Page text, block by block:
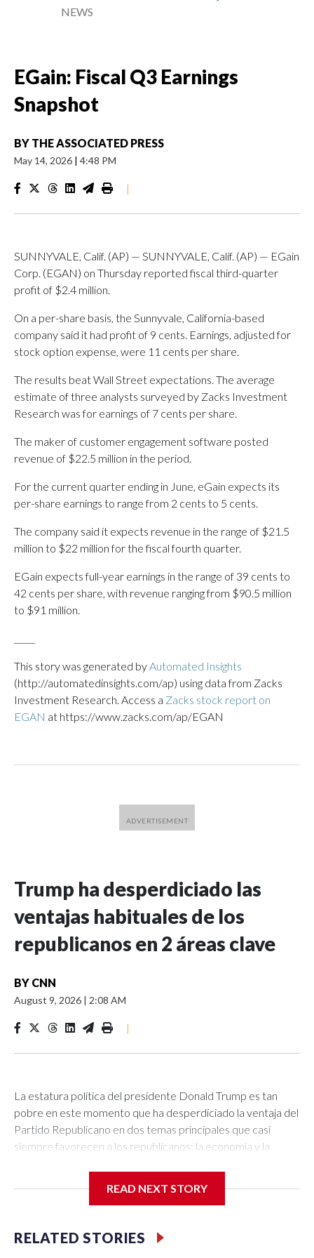
NEWS
EGain: Fiscal Q3 Earnings
Snapshot
BY THE ASSOCIATED PRESS
May 14, 2026 | 4:48 PM
|
SUNNYVALE, Calif. (AP) — SUNNYVALE, Calif. (AP) — EGain
Corp. (EGAN) on Thursday reported fiscal third-quarter
profit of $2.4 million.
On a per-share basis, the Sunnyvale, California-based
company said it had profit of 9 cents. Earnings, adjusted for
stock option expense, were 11 cents per share.
The results beat Wall Street expectations. The average
estimate of three analysts surveyed by Zacks Investment
Research was for earnings of 7 cents per share.
The maker of customer engagement software posted
revenue of $22.5 million in the period.
For the current quarter ending in June, eGain expects its
per-share earnings to range from 2 cents to 5 cents.
The company said it expects revenue in the range of $21.5
million to $22 million for the fiscal fourth quarter.
EGain expects full-year earnings in the range of 39 cents to
42 cents per share, with revenue ranging from $90.5 million
to $91 million.
This story was generated byAutomated Insights
(http://automatedinsights.com/ap) using data from Zacks
Investment Research. Access a Zacks stock report on
EGAN at https://www.zacks.com/ap/EGAN
Trump ha desperdiciado las
ventajas habituales de los
republicanos en 2 áreas clave
BY CNN
August 9, 2026 | 2:08 AM
|
La estatura política del presidente Donald Trump es tan
pobre en este momento que ha desperdiciado la ventaja del
Partido Republicano en dos temas principales que casi
siempre favorecen a los republicanos: la economía y la
empatados en “guerra, conflictos extranjeros y terrorismo”.
elecciones de 2024. Hoy, el 37 % de los adultos
estadounidenses dice que los demócratas tienen un mejor
READ NEXT STORY
RELATED STORIES